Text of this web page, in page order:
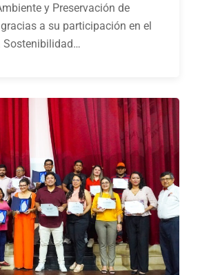
y Preservación de
a su participación en el
Sostenibilidad…